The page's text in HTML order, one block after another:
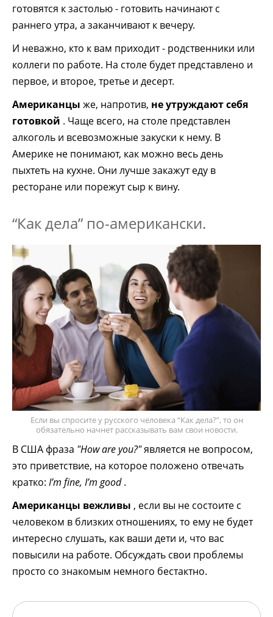
готовятся к застолью - готовить начинают с
раннего утра, а заканчивают к вечеру.
И неважно, кто к вам приходит - родственники или
коллеги по работе. На столе будет представлено и
первое, и второе, третье и десерт.
Американцы же, напротив, не утруждают себя
готовкой . Чаще всего, на столе представлен
алкоголь и всевозможные закуски к нему. В
Америке не понимают, как можно весь день
пыхтеть на кухне. Они лучше закажут еду в
ресторане или порежут сыр к вину.
“Как дела” по-американски.
Если вы спросите у русского человека “Как дела?”, то он
обязательно начнет рассказывать вам свои новости.
В США фраза "How are you?"является не вопросом,
это приветствие, на которое положено отвечать
кратко: I’m fine, I’m good.
Американцы вежливы , если вы не состоите с
человеком в близких отношениях, то ему не будет
интересно слушать, как ваши дети и, что вас
повысили на работе. Обсуждать свои проблемы
просто со знакомым немного бестактно.